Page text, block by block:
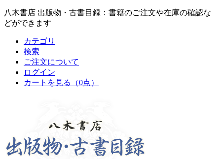
八木書店 出版物・古書目録：書籍のご注文や在庫の確認な
どができます
カテゴリ
検索
ご注文について
ログイン
カートを見る
（0点）